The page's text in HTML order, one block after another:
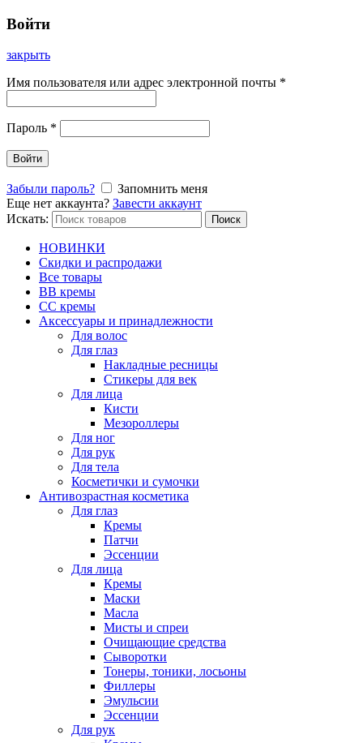
Войти
закрыть
Имя пользователя или адрес электронной почты *
Пароль *
Войти
Забыли пароль?
Запомнить меня
Еще нет аккаунта? Завести аккаунт
Искать:
Поиск
НОВИНКИ
Скидки и распродажи
Все товары
BB кремы
CC кремы
Аксессуары и принадлежности
Для волос
Для глаз
Накладные ресницы
Стикеры для век
Для лица
Кисти
Мезороллеры
Для ног
Для рук
Для тела
Косметички и сумочки
Антивозрастная косметика
Для глаз
Кремы
Патчи
Эссенции
Для лица
Кремы
Маски
Масла
Мисты и спреи
Очищающие средства
Сыворотки
Тонеры, тоники, лосьоны
Филлеры
Эмульсии
Эссенции
Для рук